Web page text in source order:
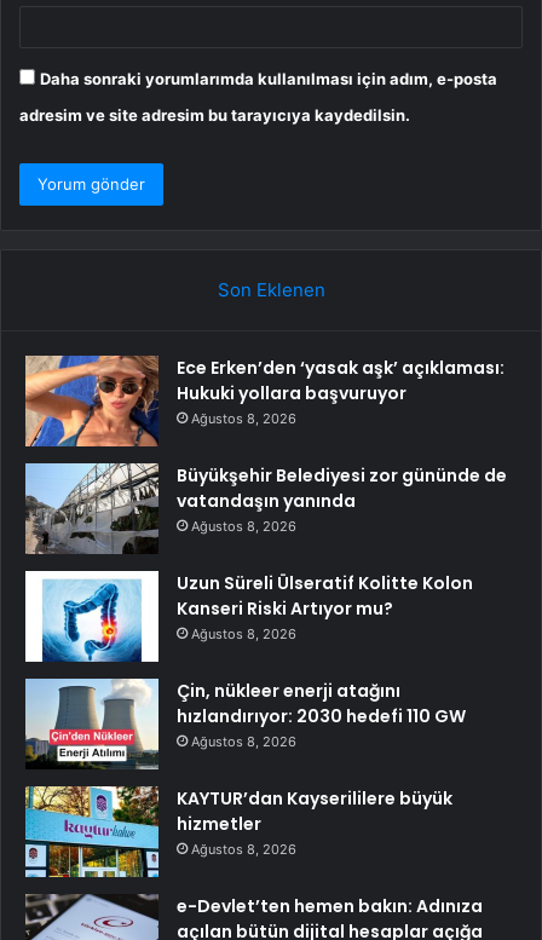
Daha sonraki yorumlarımda kullanılması için adım, e-posta
adresim ve site adresim bu tarayıcıya kaydedilsin.
Son Eklenen
Ece Erken’den ‘yasak aşk’ açıklaması:
Hukuki yollara başvuruyor
Ağustos 8, 2026
Büyükşehir Belediyesi zor gününde de
vatandaşın yanında
Ağustos 8, 2026
Uzun Süreli Ülseratif Kolitte Kolon
Kanseri Riski Artıyor mu?
Ağustos 8, 2026
Çin, nükleer enerji atağını
hızlandırıyor: 2030 hedefi 110 GW
Ağustos 8, 2026
KAYTUR’dan Kayserililere büyük
hizmetler
Ağustos 8, 2026
e-Devlet’ten hemen bakın: Adınıza
açılan bütün dijital hesaplar açığa